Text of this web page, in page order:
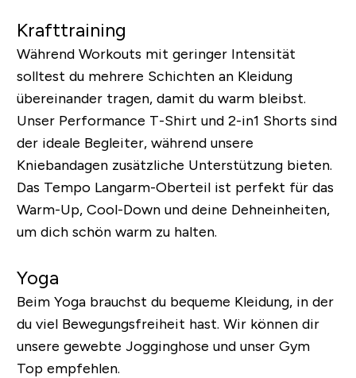
Krafttraining
Während Workouts mit geringer Intensität
solltest du mehrere Schichten an Kleidung
übereinander tragen, damit du warm bleibst.
Unser Performance T-Shirt und 2-in1 Shorts sind
der ideale Begleiter, während unsere
Kniebandagen zusätzliche Unterstützung bieten.
Das Tempo Langarm-Oberteilist perfekt für das
Warm-Up, Cool-Down und deine Dehneinheiten,
um dich schön warm zu halten.
Yoga
Beim Yoga brauchst du bequeme Kleidung, in der
du viel Bewegungsfreiheit hast. Wir können dir
unsere gewebte Jogginghose und unser Gym
Top empfehlen.